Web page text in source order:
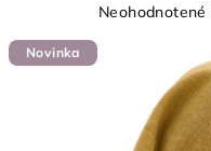
Priemerné
produktu
Neohodnotené
Novinka